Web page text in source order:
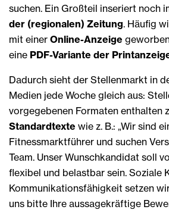
suchen. Ein Großteil inseriert noch
der (regionalen) Zeitung. Häufig
mit einer Online-Anzeige
eine PDF-Variante der
Dadurch sieht der Stellenmarkt in
Medien jede Woche gleich aus:
vorgegebenen Formaten enthalten
Standardtexte wie z. B.: „Wir sind
Fitnessmarktführer und suchen
Team. Unser Wunschkandidat soll
flexibel und belastbar sein. Soziale
Kommunikationsfähigkeit setzen
uns bitte Ihre aussagekräftige